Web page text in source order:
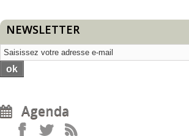
NEWSLETTER
ok
Agenda